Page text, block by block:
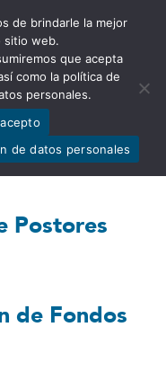
ARTES
Postores
de Fondos
de brindarle la mejor
sitio web.
que acepta
como la política de
personales.
de datos personales